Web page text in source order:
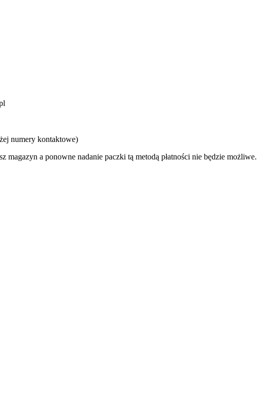
numery kontaktowe)
a ponowne nadanie paczki tą metodą płatności nie będzie możliwe.